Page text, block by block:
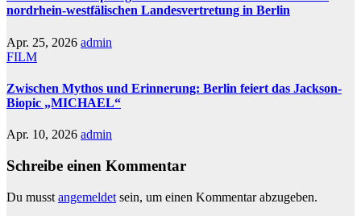
nordrhein-westfälischen Landesvertretung in Berlin
Apr. 25, 2026 admin
FILM
Zwischen Mythos und Erinnerung: Berlin feiert das Jackson-
Biopic „MICHAEL“
Apr. 10, 2026 admin
Schreibe einen Kommentar
Du musst angemeldet sein, um einen Kommentar abzugeben.